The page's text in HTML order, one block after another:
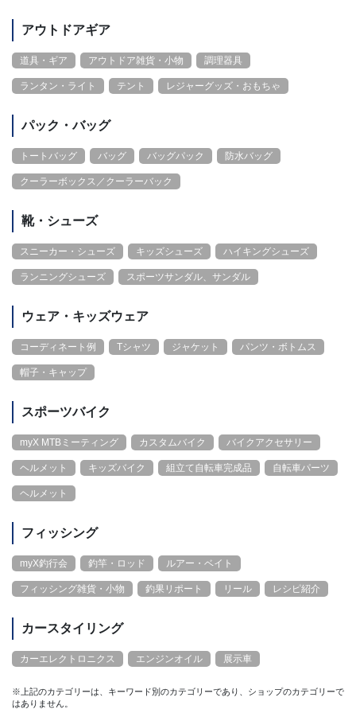
アウトドアギア
道具・ギア アウトドア雑貨・小物 調理器具
ランタン・ライト テント レジャーグッズ・おもちゃ
パック・バッグ
トートバッグ バッグ バッグパック 防水バッグ
クーラーボックス／クーラーバック
靴・シューズ
スニーカー・シューズ キッズシューズ ハイキングシューズ
ランニングシューズ スポーツサンダル、サンダル
ウェア・キッズウェア
コーディネート例 Tシャツ ジャケット パンツ・ボトムス
帽子・キャップ
スポーツバイク
myX MTBミーティング カスタムバイク バイクアクセサリー
ヘルメット キッズバイク 組立て自転車完成品 自転車パーツ
ヘルメット
フィッシング
myX釣行会 釣竿・ロッド ルアー・ベイト
フィッシング雑貨・小物 釣果リポート リール レシピ紹介
カースタイリング
カーエレクトロニクス エンジンオイル 展示車
※上記のカテゴリーは、キーワード別のカテゴリーであり、ショップのカテゴリーで
はありません。